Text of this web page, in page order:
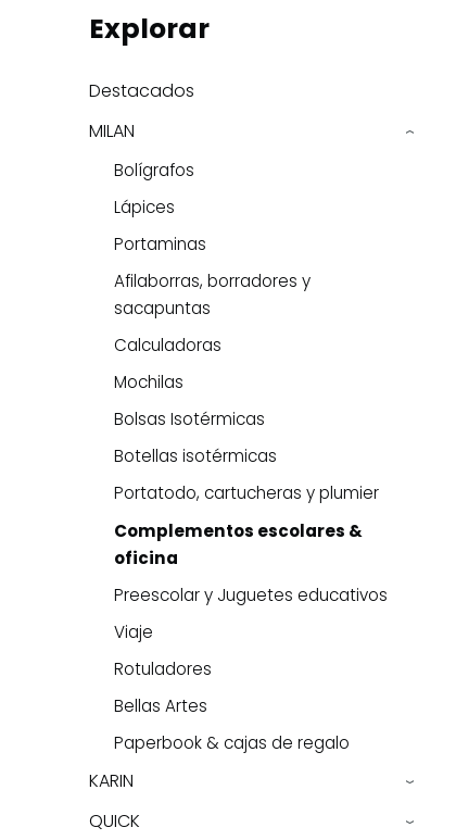
Explorar
Destacados
MILAN
Bolígrafos
Lápices
Portaminas
Afilaborras, borradores y
sacapuntas
Calculadoras
Mochilas
Bolsas Isotérmicas
Botellas isotérmicas
Portatodo, cartucheras y plumier
Complementos escolares &
oficina
Preescolar y Juguetes educativos
Viaje
Rotuladores
Bellas Artes
Paperbook & cajas de regalo
›
KARIN ›
QUICK ›